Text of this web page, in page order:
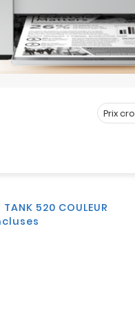
Prix
520 COULEUR